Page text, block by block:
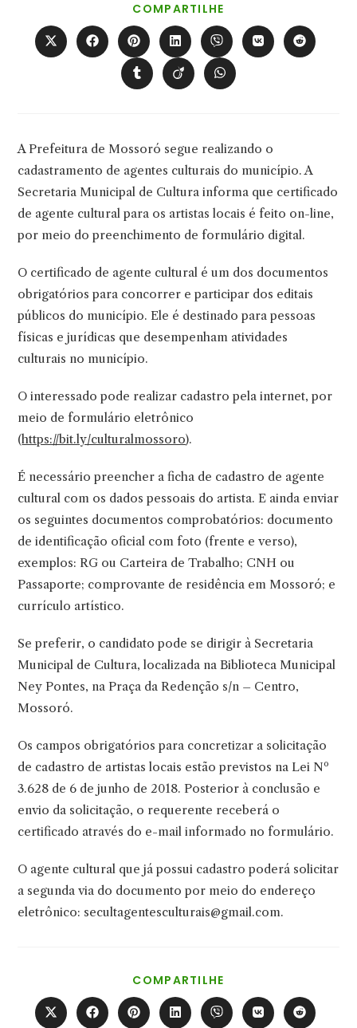
COMPARTILHE
ESTE
CONTEÚDO
Abre
em
Abre
em
Abre
em
uma
nova
janela
Abre
em
uma
nova
janela
Abre
em
uma
nova
janela
Abre
em
Abre
em
Abre
em
Abre
em
Abre
em
A Prefeitura de Mossoró segue realizando o
cadastramento de agentes culturais do município. A
Secretaria Municipal de Cultura informa que certificado
de agente cultural para os artistas locais é feito on-line,
por meio do preenchimento de formulário digital.
O certificado de agente cultural é um dos documentos
obrigatórios para concorrer e participar dos editais
públicos do município. Ele é destinado para pessoas
físicas e jurídicas que desempenham atividades
culturais no município.
O interessado pode realizar cadastro pela internet, por
meio de formulário eletrônico
(https://bit.ly/culturalmossoro).
É necessário preencher a ficha de cadastro de agente
cultural com os dados pessoais do artista. E ainda enviar
os seguintes documentos comprobatórios: documento
de identificação oficial com foto (frente e verso),
exemplos: RG ou Carteira de Trabalho; CNH ou
Passaporte; comprovante de residência em Mossoró; e
currículo artístico.
Se preferir, o candidato pode se dirigir à Secretaria
Municipal de Cultura, localizada na Biblioteca Municipal
Ney Pontes, na Praça da Redenção s/n – Centro,
Mossoró.
Os campos obrigatórios para concretizar a solicitação
de cadastro de artistas locais estão previstos na Lei Nº
3.628 de 6 de junho de 2018. Posterior à conclusão e
envio da solicitação, o requerente receberá o
certificado através do e-mail informado no formulário.
O agente cultural que já possui cadastro poderá solicitar
a segunda via do documento por meio do endereço
eletrônico: secultagentesculturais@gmail.com.
COMPARTILHE
ESTE
CONTEÚDO
Abre Abre Abre Abre Abre Abre Abre